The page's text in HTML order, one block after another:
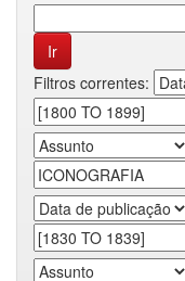
Filtros correntes: